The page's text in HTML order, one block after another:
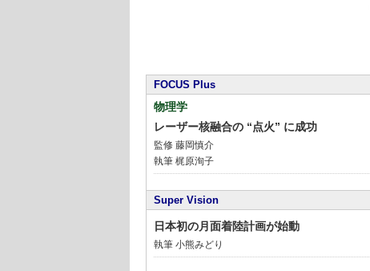
FOCUS Plus
物理学
レーザー核融合の “点火” に成功
監修藤岡慎介
執筆 梶原洵子
Super Vision
日本初の月面着陸計画が始動
執筆 小熊みどり